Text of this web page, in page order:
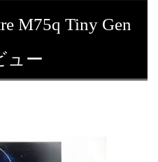
M75q Tiny Gen
ュー